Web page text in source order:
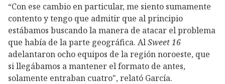
“Con ese cambio en particular, me siento sumamente
contento y tengo que admitir que al principio
estábamos buscando la manera de atacar el problema
que había de la parte geográfica. AlSweet 16
adelantaron ocho equipos de la región noroeste, que
si llegábamos a mantener el formato de antes,
solamente entraban cuatro", relató García.